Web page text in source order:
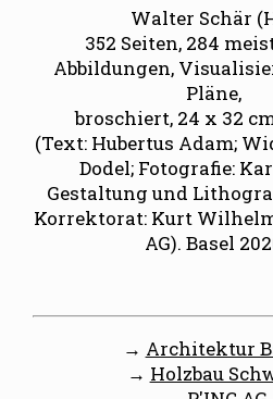
Walter Schär
352 Seiten, 284
Abbildungen,
Pläne,
broschiert, 24 x 32
(Text: Hubertus Adam;
Dodel; Fotografie:
Gestaltung und
Korrektorat: Kurt
AG). Basel
→ Architektur
→ Holzbau